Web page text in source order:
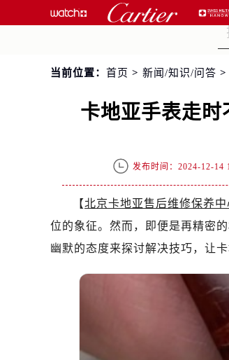
当前位置： 首页 > 新闻/知识/问答 >
卡地亚手表走
发布时间：2024-12-14
【北京卡地亚售后维修保养中
位的象征。然而，即便是再精密
幽默的态度来探讨解决技巧，让